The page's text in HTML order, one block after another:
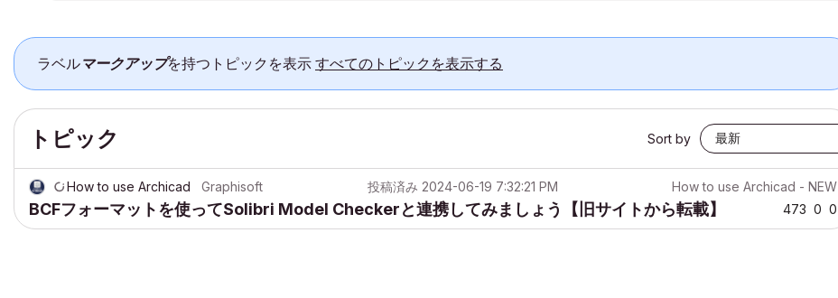
ラベルマークアップを持つトピックを表示 すべてのトピックを表示する
トピック Sort by
How to use Archicad Graphisoft 投稿済み 2024-06-19 7:32:21 PM How to use Archicad - NEW
BCFフォーマットを使ってSolibri Model Checkerと連携してみましょう【旧サイトから転載】 473 0 0